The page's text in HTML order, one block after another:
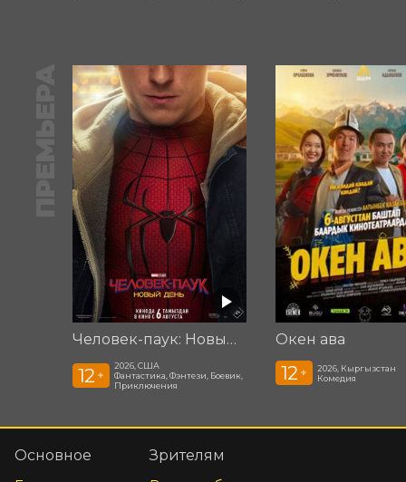
Человек-паук: Новый день
12 +
2026, США
Фантастика, Фэнтези, Боевик,
Приключения
Окен ава
12 +
2026, Кыргызстан
Комедия
Основное
Зрителям